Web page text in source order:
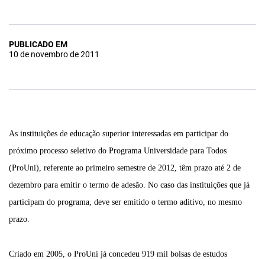
PUBLICADO EM
10 de novembro de 2011
As instituições de educação superior interessadas em participar do
próximo processo seletivo do Programa Universidade para Todos
(ProUni), referente ao primeiro semestre de 2012, têm prazo até 2 de
dezembro para emitir o termo de adesão. No caso das instituições que já
participam do programa, deve ser emitido o termo aditivo, no mesmo
prazo.
Criado em 2005, o ProUni já concedeu 919 mil bolsas de estudos